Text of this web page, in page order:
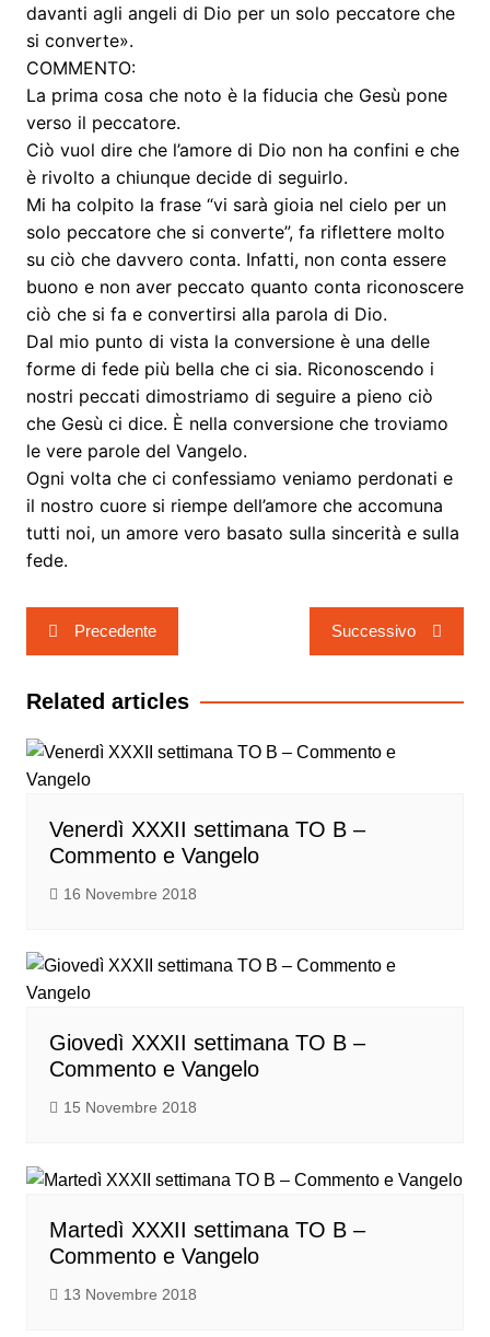
davanti agli angeli di Dio per un solo peccatore che
si converte».
COMMENTO:
La prima cosa che noto è la fiducia che Gesù pone
verso il peccatore.
Ciò vuol dire che l’amore di Dio non ha confini e che
è rivolto a chiunque decide di seguirlo.
Mi ha colpito la frase “vi sarà gioia nel cielo per un
solo peccatore che si converte”, fa riflettere molto
su ciò che davvero conta. Infatti, non conta essere
buono e non aver peccato quanto conta riconoscere
ciò che si fa e convertirsi alla parola di Dio.
Dal mio punto di vista la conversione è una delle
forme di fede più bella che ci sia. Riconoscendo i
nostri peccati dimostriamo di seguire a pieno ciò
che Gesù ci dice. È nella conversione che troviamo
le vere parole del Vangelo.
Ogni volta che ci confessiamo veniamo perdonati e
il nostro cuore si riempe dell’amore che accomuna
tutti noi, un amore vero basato sulla sincerità e sulla
fede.
Navigazione
articoli
Precedente Successivo
Related articles
Venerdì XXXII settimana TO B –
Commento e Vangelo
16 Novembre 2018
Giovedì XXXII settimana TO B –
Commento e Vangelo
15 Novembre 2018
Martedì XXXII settimana TO B –
Commento e Vangelo
13 Novembre 2018